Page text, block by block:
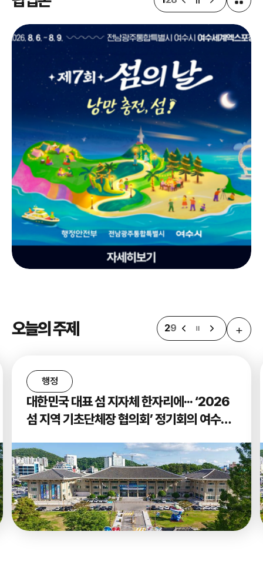
오늘의 주제 29 +
행정
대한민국 대표 섬 지자체 한자리에··· ‘2026
섬 지역 기초단체장 협의회’ 정기회의 여수서